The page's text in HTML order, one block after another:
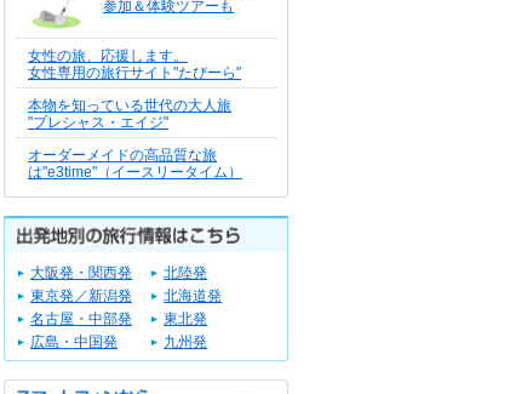
参加＆体験ツアーも
女性の旅、応援します。
女性専用の旅行サイト"たびーら"
本物を知っている世代の大人旅
"プレシャス・エイジ"
オーダーメイドの高品質な旅
は"e3time"（イースリータイム）
大阪発・関西発
北陸発
東京発／新潟発
北海道発
名古屋・中部発
東北発
広島・中国発
九州発